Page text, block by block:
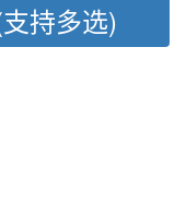
持多选)